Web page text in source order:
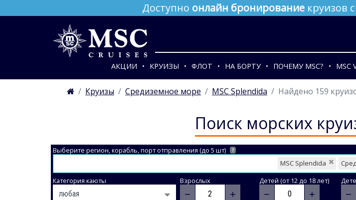
Доступно онлайн бронирование круизов
АКЦИИ КРУИЗЫ ФЛОТ НА БОРТУ ПОЧЕМУ MSC? MSC
Круизы Средиземное море MSC Splendida Найдено 159
Поиск морских
Выберите регион, корабль, порт отправления (до 5 шт) ?
MSC Splendida
Категория каюты Взрослых
− +
Детей (от 12 до 18 лет)
− + −